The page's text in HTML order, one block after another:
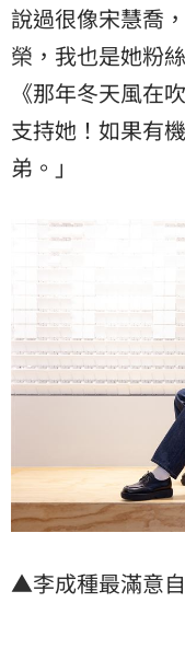
說過很像宋慧喬
榮，我也是她粉
《那年冬天風在
支持她！如果有
弟 。」
▲李成種最滿意